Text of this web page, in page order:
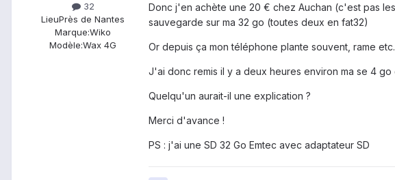
32
LieuPrès de Nantes
Marque:Wiko
Modèle:Wax 4G
Donc j'en achète une 20 € chez Auchan (c'est pas
sauvegarde sur ma 32 go (toutes deux en fat32)
Or depuis ça mon téléphone plante souvent, rame etc.
J'ai donc remis il y a deux heures environ ma se 4
Quelqu'un aurait-il une explication ?
Merci d'avance !
PS : j'ai une SD 32 Go Emtec avec adaptateur SD